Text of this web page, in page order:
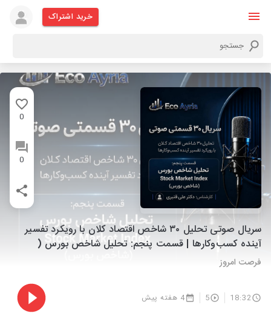
خرید اشتراک
0
0
سریال صوتی تحلیل ۳۰ شاخص اقتصاد کلان با رویکرد تفسیر
آینده کسب‌وکارها | قسمت پنجم: تحلیل شاخص بورس (
فرصت امروز
18:32
5 4 هفته پیش